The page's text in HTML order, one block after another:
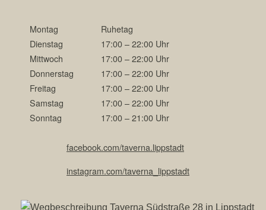
Montag
Ruhetag
Dienstag
17:00 – 22:00 Uhr
Mittwoch
17:00 – 22:00 Uhr
Donnerstag
17:00 – 22:00 Uhr
Freitag
17:00 – 22:00 Uhr
Samstag
17:00 – 22:00 Uhr
Sonntag
17:00 – 21:00 Uhr
facebook.com/taverna.lippstadt
instagram.com/taverna_lippstadt